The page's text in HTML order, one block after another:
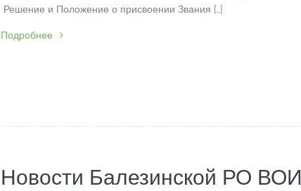
Решение и Положение о присвоении Звания […]
Подробнее
Новости Балезинской РО ВОИ